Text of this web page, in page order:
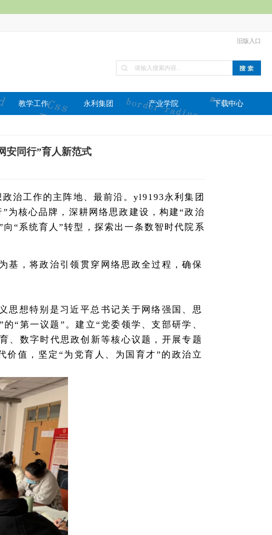
旧版入口
教学工作 永利集团 产业学院 下载中心
安同行”育人新范式
治工作的主阵地、最前沿。yl9193永利集团
为核心品牌，深耕网络思政建设，构建“政治
“系统育人”转型，探索出一条数智时代院系
基，将政治引领贯穿网络思政全过程，确保
思想特别是习近平总书记关于网络强国、思
“第一议题”。建立“党委领学、支部研学、
、数字时代思政创新等核心议题，开展专题
值，坚定“为党育人、为国育才”的政治立